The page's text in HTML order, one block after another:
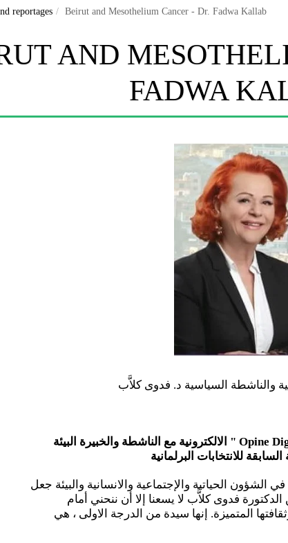
reportages Beirut and Mesothelium Cancer - Dr. Fadwa Kallab
AND
FADWA
والناشطة السياسية د. فدوى كلاَّب
Opine" الالكترونية مع الناشطة والخبيرة البيئة
للانتخابات البرلمانية
الشؤون الحياتية والإجتماعية والانسانية والبيئة جعل
فدوى كلاًّب لا يسعنا إلا أن ننحني أمام
المتميزة. إنها سيدة من الدرجة الاولى ، هي